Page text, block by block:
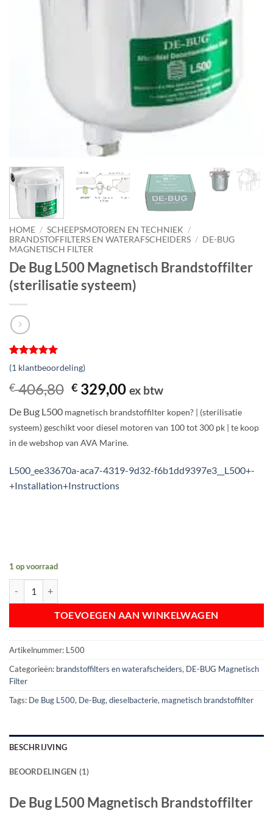
HOME / SCHEEPSMOTOREN EN TECHNIEK /
BRANDSTOFFILTERS EN WATERAFSCHEIDERS / DE-BUG
MAGNETISCH FILTER
De Bug L500 Magnetisch Brandstoffilter
(sterilisatie systeem)
Gewaardeerd
5op 5
gebaseerd
op
1
(1 klantbeoordeling)
€406,80 Oorspronkelijke
was:
€ 406,80.
€ 329,00Huidige
is:
€ 329,00.
ex btw
De Bug L500 magnetisch brandstoffilter kopen? | (sterilisatie
systeem) geschikt voor diesel motoren van 100 tot 300 pk | te koop
in de webshop van AVA Marine.
L500_ee33670a-aca7-4319-9d32-f6b1dd9397e3__L500+-
+Installation+Instructions
1 op voorraad
TOEVOEGEN AAN WINKELWAGEN
Artikelnummer: L500
Categorieën: brandstoffilters en waterafscheiders, DE-BUG Magnetisch
Filter
Tags: De Bug L500, De-Bug, dieselbacterie, magnetisch brandstoffilter
BESCHRIJVING
BEOORDELINGEN (1)
De Bug L500 Magnetisch Brandstoffilter